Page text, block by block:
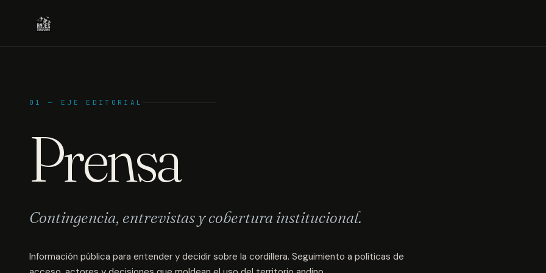
01 — EJE EDITORIAL
Prensa
Contingencia, entrevistas y cobertura institucional.
Información pública para entender y decidir sobre la cordillera. Seguimiento a políticas de